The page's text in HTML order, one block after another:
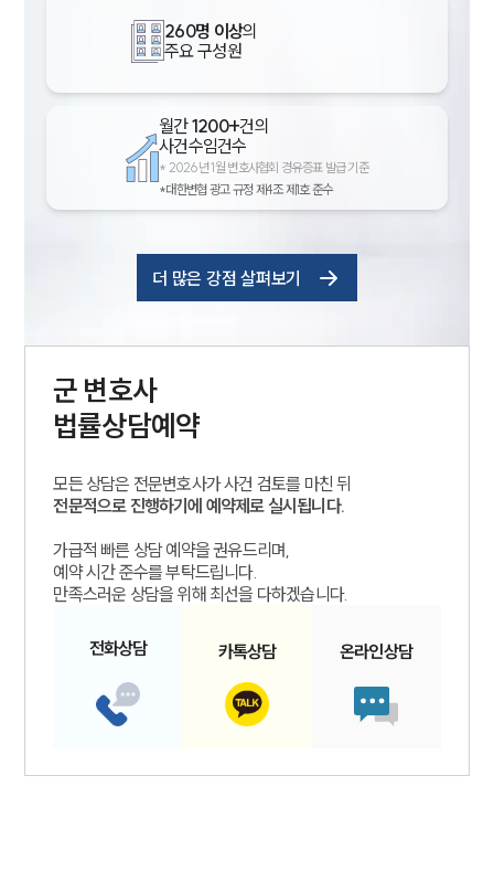
260명 이상의
주요 구성원
월간1200+건의
사건수임건수
* 2026년 1월 변호사협회 경유증표 발급 기준
*대한변협 광고 규정 제4조 제1호 준수
더 많은 강점 살펴보기
군 변호사
법률상담예약
모든 상담은 전문변호사가 사건 검토를 마친 뒤
전문적으로 진행하기에 예약제로 실시됩니다.
가급적 빠른 상담 예약을 권유드리며,
예약 시간 준수를 부탁드립니다.
만족스러운 상담을 위해 최선을 다하겠습니다.
전화상담 카톡상담 온라인상담